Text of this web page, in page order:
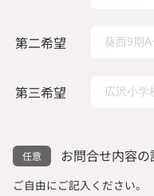
第二希望
第三希望
お問合せ内容の
ご自由にご記入ください。